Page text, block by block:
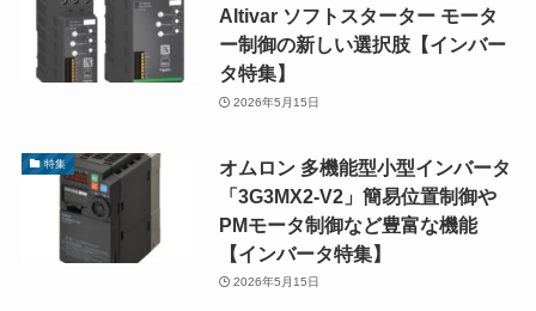
Altivar ソフトスターター モータ
ー制御の新しい選択肢【インバー
タ特集】
2026年5月15日
特集
オムロン 多機能型小型インバータ
「3G3MX2-V2」簡易位置制御や
PMモータ制御など豊富な機能
【インバータ特集】
2026年5月15日